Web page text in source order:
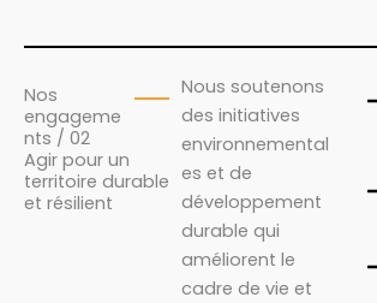
Nos
engageme
nts / 02
Agir pour un
territoire durable
et résilient
Nous soutenons
des initiatives
environnemental
es et de
développement
durable qui
améliorent le
cadre de vie et